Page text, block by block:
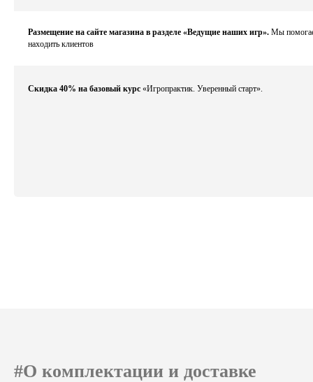
Размещение на сайте магазина в разделе «Ведущие наших игр». Мы
находить клиентов
Скидка 40% на базовый курс «Игропрактик. Уверенный старт».
#О комплектации и доставке